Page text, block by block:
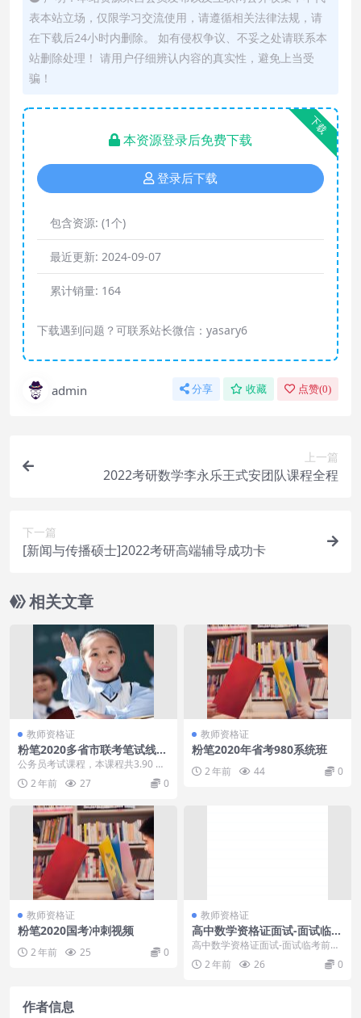
表本站立场，仅限学习交流使用，请遵循相关法律法规，请
在下载后24小时内删除。 如有侵权争议、不妥之处请联系本
站删除处理！ 请用户仔细辨认内容的真实性，避免上当受
骗！
下载
本资源登录后免费下载
登录后下载
包含资源: (1个)
最近更新: 2024-09-07
累计销量: 164
下载遇到问题？可联系站长微信：yasary6
admin 分享 收藏 点赞(0)
上一篇
2022考研数学李永乐王式安团队课程全程
下一篇
[新闻与传播硕士]2022考研高端辅导成功卡
相关文章
教师资格证
粉笔2020多省市联考笔试线上
双师冲刺班完整版
公务员考试课程，本课程共3.90 G
B，VIP会员可通过百度网盘转存下
载或者在线...
2 年前 27 0
教师资格证
粉笔2020年省考980系统班
2 年前 44 0
教师资格证
粉笔2020国考冲刺视频
2 年前 25 0
教师资格证
高中数学资格证面试-面试临考
前冲刺和备考锦囊推荐必看
高中数学资格证面试-面试临考前冲
刺和备考锦囊推荐必看，高中的教
师资格证还是非常有...
2 年前 26 0
作者信息